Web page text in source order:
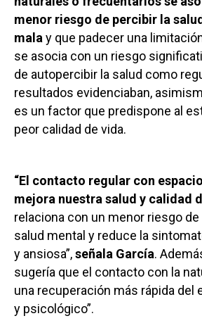
menor riesgo de percibir la
mala y que padecer una
se asocia con un riesgo
de autopercibir la salud como
resultados evidenciaban,
es un factor que predispone al
peor calidad de vida.
“El contacto regular con
mejora nuestra salud y calidad
relaciona con un menor riesgo
salud mental y reduce la
y ansiosa”,señala García.
sugería que el contacto con la
una recuperación más rápida
y psicológico”.